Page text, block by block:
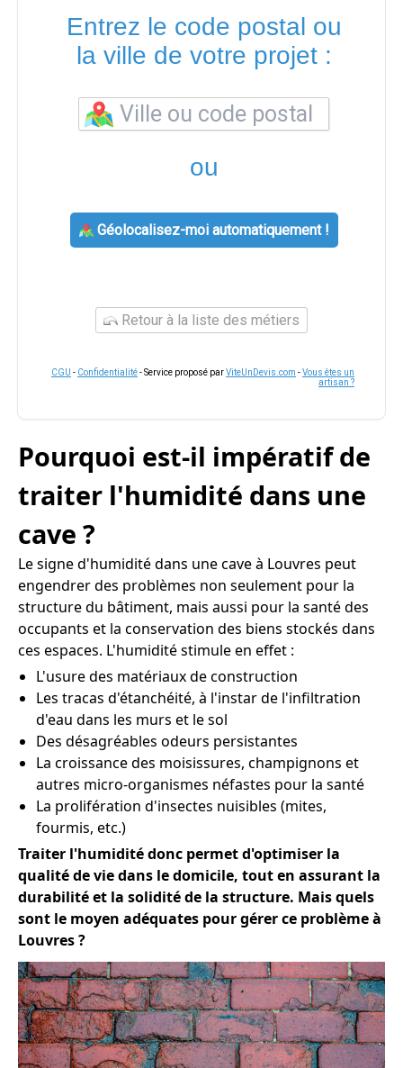
Entrez le code postal ou
la ville de votre projet :
ou
Géolocalisez-moi automatiquement !
Retour à la liste des métiers
CGU - Confidentialité- Service proposé parViteUnDevis.com -Vous êtes un
artisan ?
Pourquoi est-il impératif de
traiter l'humidité dans une
cave ?
Le signe d'humidité dans une cave à Louvres peut
engendrer des problèmes non seulement pour la
structure du bâtiment, mais aussi pour la santé des
occupants et la conservation des biens stockés dans
ces espaces. L'humidité stimule en effet :
L'usure des matériaux de construction
Les tracas d'étanchéité, à l'instar de l'infiltration
d'eau dans les murs et le sol
Des désagréables odeurs persistantes
La croissance des moisissures, champignons et
autres micro-organismes néfastes pour la santé
La prolifération d'insectes nuisibles (mites,
fourmis, etc.)
Traiter l'humidité donc permet d'optimiser la
qualité de vie dans le domicile, tout en assurant la
durabilité et la solidité de la structure. Mais quels
sont le moyen adéquates pour gérer ce problème à
Louvres ?